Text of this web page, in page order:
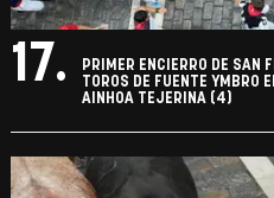
17.
PRIMER ENCIERRO DE SAN
TOROS DE FUENTE YMBRO
AINHOA TEJERINA (4)